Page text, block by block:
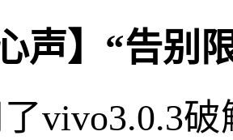
声】“告别
vivo3.0.3